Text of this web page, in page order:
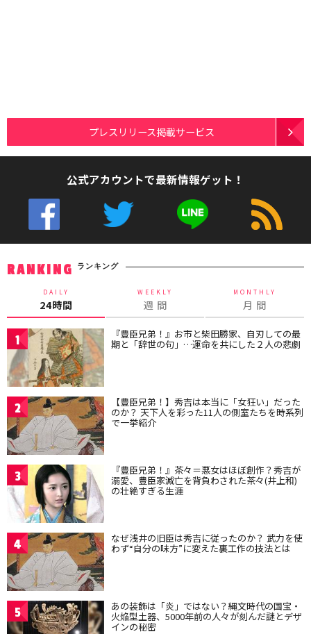
プレスリリース掲載サービス
公式アカウントで最新情報ゲット！
RANKING ランキング
DAILY
24時間
WEEKLY
週 間
MONTHLY
月 間
1 『豊臣兄弟！』お市と柴田勝家、自刃しての最
期と「辞世の句」…運命を共にした２人の悲劇
2 【豊臣兄弟！】秀吉は本当に「女狂い」だった
のか？ 天下人を彩った11人の側室たちを時系列
で一挙紹介
3 『豊臣兄弟！』茶々＝悪女はほぼ創作？秀吉が
溺愛、豊臣家滅亡を背負わされた茶々(井上和)
の壮絶すぎる生涯
4 なぜ浅井の旧臣は秀吉に従ったのか？ 武力を使
わず“自分の味方”に変えた裏工作の技法とは
5 あの装飾は「炎」ではない？縄文時代の国宝・
火焔型土器、5000年前の人々が刻んだ謎とデザ
インの秘密